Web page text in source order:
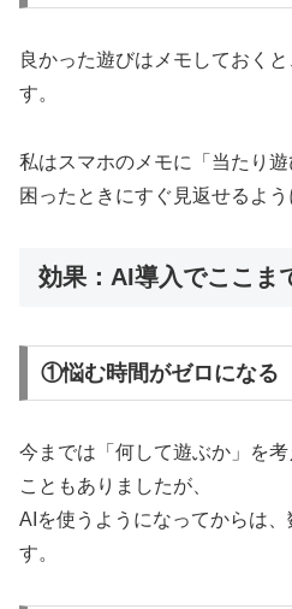
良かった遊びはメモしておく
す。
私はスマホのメモに「当たり遊
困ったときにすぐ見返せるよう
効果：AI導入でここま
①悩む時間がゼロになる
今までは「何して遊ぶか」を
こともありましたが、
AIを使うようになってからは
す。